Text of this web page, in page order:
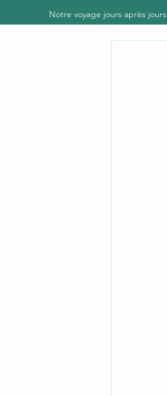
Notre voyage jours après jours